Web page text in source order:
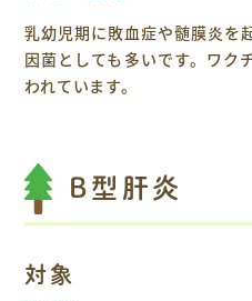
乳幼児期に敗血症や髄膜炎を
因菌としても多いです。ワク
われています。
B型肝炎
対象